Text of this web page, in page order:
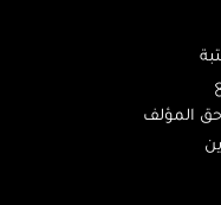
حق المؤلف